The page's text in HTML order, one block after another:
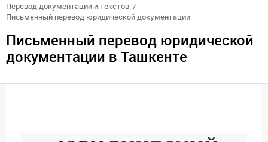
Перевод документации и текстов
Письменный перевод юридической документации
Письменный перевод юридической
документации в Ташкенте